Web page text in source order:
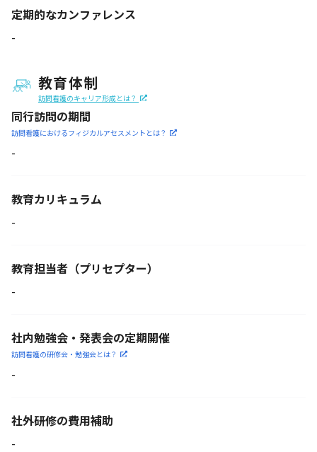
定期的なカンファレンス
-
教育体制
訪問看護のキャリア形成とは？
同行訪問の期間
訪問看護におけるフィジカルアセスメントとは？
-
教育カリキュラム
-
教育担当者 （プリセプター）
-
社内勉強会・発表会の定期開催
訪問看護の研修会・勉強会とは？
-
社外研修の費用補助
-